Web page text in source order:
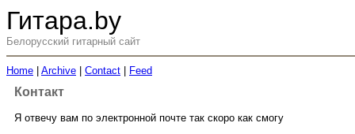
Гитара.by
Белорусский гитарный сайт
Home Archive Contact Feed
Контакт
Я отвечу вам по электронной почте так скоро как смогу